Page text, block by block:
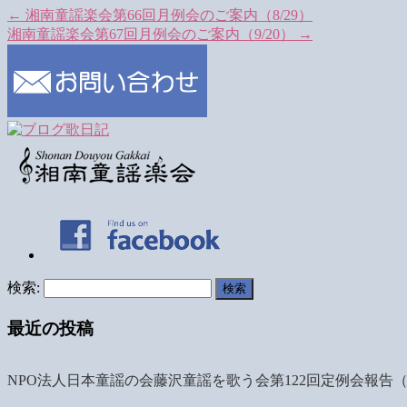
← 湘南童謡楽会第66回月例会のご案内（8/29）
湘南童謡楽会第67回月例会のご案内（9/20）
→
検索:
最近の投稿
NPO法人日本童謡の会藤沢童謡を歌う会第122回定例会報告